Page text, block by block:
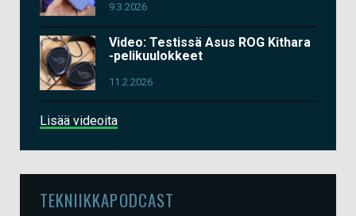
9.3.2026
Video: Testissä Asus ROG Kithara
-pelikuulokkeet
11.2.2026
Lisää videoita
TEKNIIKKAPODCAST